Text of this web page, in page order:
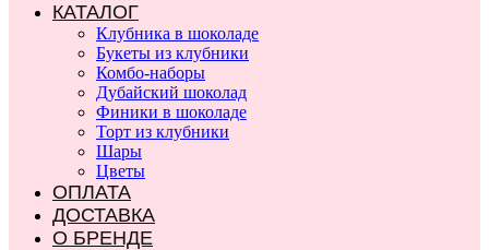
КАТАЛОГ
Клубника в шоколаде
Букеты из клубники
Комбо-наборы
Дубайский шоколад
Финики в шоколаде
Торт из клубники
Шары
Цветы
ОПЛАТА
ДОСТАВКА
О БРЕНДЕ